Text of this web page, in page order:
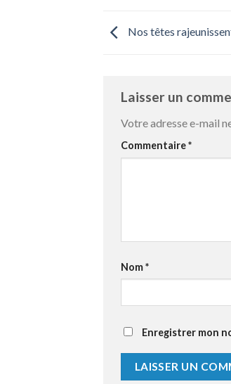
Nos têtes
Laisser un
Votre adresse e-mail
Commentaire*
Nom*
Enregistrer mon